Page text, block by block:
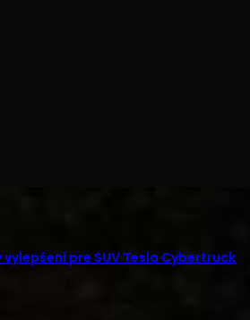
pre SUV Tesla Cybertruck